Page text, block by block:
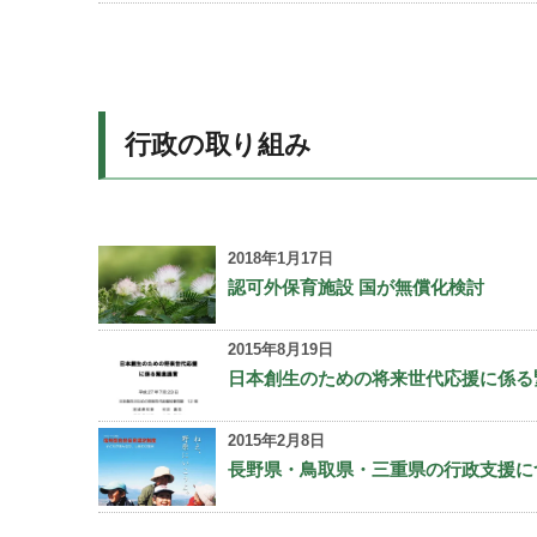
行政の取り組み
2018年1月17日
認可外保育施設 国が無償化検討
2015年8月19日
日本創生のための将来世代応援に係
2015年2月8日
長野県・鳥取県・三重県の行政支援に